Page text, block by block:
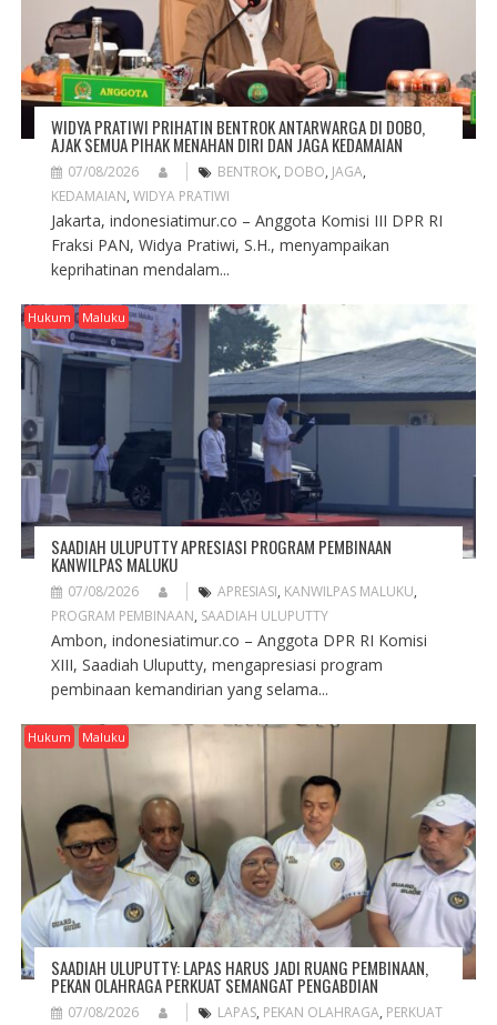
WIDYA PRATIWI PRIHATIN BENTROK ANTARWARGA DI DOBO,
AJAK SEMUA PIHAK MENAHAN DIRI DAN JAGA KEDAMAIAN
07/08/2026 BENTROK, DOBO, JAGA,
KEDAMAIAN, WIDYA PRATIWI
Jakarta, indonesiatimur.co – Anggota Komisi III DPR RI
Fraksi PAN, Widya Pratiwi, S.H., menyampaikan
keprihatinan mendalam...
Hukum Maluku
SAADIAH ULUPUTTY APRESIASI PROGRAM PEMBINAAN
KANWILPAS MALUKU
07/08/2026 APRESIASI, KANWILPAS MALUKU,
PROGRAM PEMBINAAN, SAADIAH ULUPUTTY
Ambon, indonesiatimur.co – Anggota DPR RI Komisi
XIII, Saadiah Uluputty, mengapresiasi program
pembinaan kemandirian yang selama...
Hukum Maluku
SAADIAH ULUPUTTY: LAPAS HARUS JADI RUANG PEMBINAAN,
PEKAN OLAHRAGA PERKUAT SEMANGAT PENGABDIAN
07/08/2026 LAPAS, PEKAN OLAHRAGA, PERKUAT